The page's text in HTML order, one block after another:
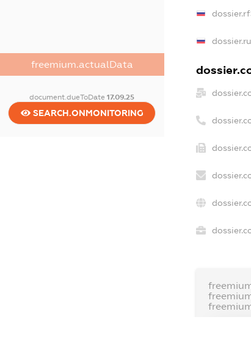
freemium.actualData
document.dueToDate17.09.25
SEARCH.ONMONITORING